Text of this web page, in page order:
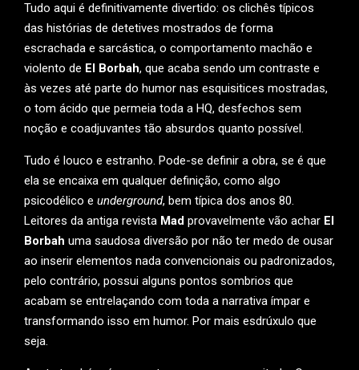
Tudo aqui é definitivamente divertido: os clichês típicos
das histórias de detetives mostrados de forma
escrachada e sarcástica, o comportamento machão e
violento de El Borbah, que acaba sendo um contraste e
às vezes até parte do humor nas esquisitices mostradas,
o tom ácido que permeia toda a HQ, desfechos sem
noção e coadjuvantes tão absurdos quanto possível.
Tudo é louco e estranho. Pode-se definir a obra, se é que
ela se encaixa em qualquer definição, como algo
psicodélico e underground, bem típica dos anos 80.
Leitores da antiga revista Mad provavelmente vão achar El
Borbah uma saudosa diversão por não ter medo de ousar
ao inserir elementos nada convencionais ou padronizados,
pelo contrário, possui alguns pontos sombrios que
acabam se entrelaçando com toda a narrativa ímpar e
transformando isso em humor. Por mais esdrúxulo que
seja.